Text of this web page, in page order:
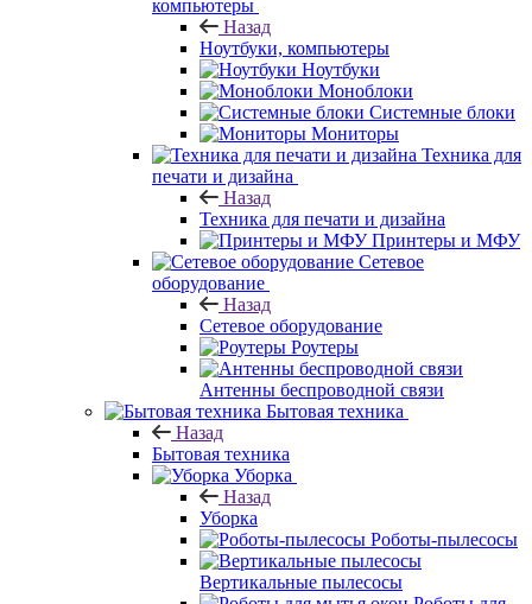
компьютеры
Назад
Ноутбуки, компьютеры
Ноутбуки
Моноблоки
Системные блоки
Мониторы
Техника для
печати и дизайна
Назад
Техника для печати и дизайна
Принтеры и МФУ
Сетевое
оборудование
Назад
Сетевое оборудование
Роутеры
Антенны беспроводной связи
Бытовая техника
Назад
Бытовая техника
Уборка
Назад
Уборка
Роботы-пылесосы
Вертикальные пылесосы